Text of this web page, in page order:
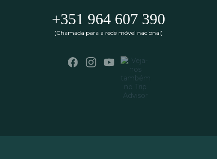
+351 964 607 390
(Chamada para a rede móvel nacional)